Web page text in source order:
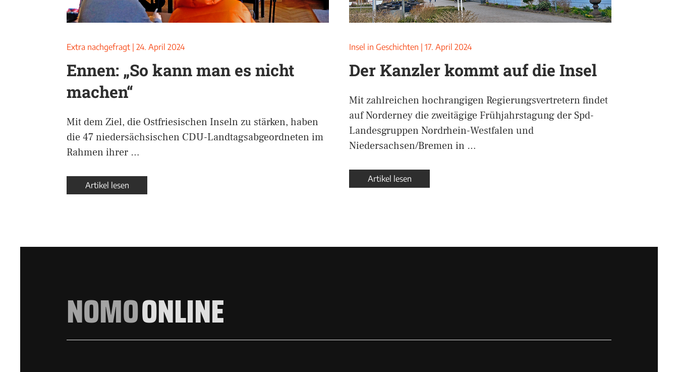
Extra nachgefragt 24. April 2024
Ennen: „So kann man es nicht
machen“
Mit dem Ziel, die Ostfriesischen Inseln zu stärken, haben
die 47 niedersächsischen CDU-Landtagsabgeordneten im
Rahmen ihrer …
Artikel lesen
Insel in Geschichten 17. April 2024
Der Kanzler kommt auf die Insel
Mit zahlreichen hochrangigen Regierungsvertretern findet
auf Norderney die zweitägige Frühjahrstagung der Spd-
Landesgruppen Nordrhein-Westfalen und
Niedersachsen/Bremen in …
Artikel lesen
NOMOONLINE